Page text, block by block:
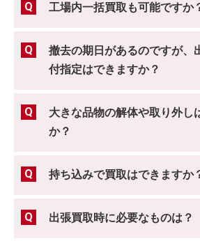
工場内一括買取も可能ですか
撤去の期日があるのですが、
付指定はできますか？
大きな品物の解体や取り外し
か？
持ち込みで買取はできますか
出張買取時に必要なものは？